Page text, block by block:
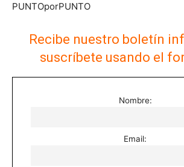
PUNTOporPUNTO
Recibe nuestro boletín
suscríbete usando el
Nombre:
Email: